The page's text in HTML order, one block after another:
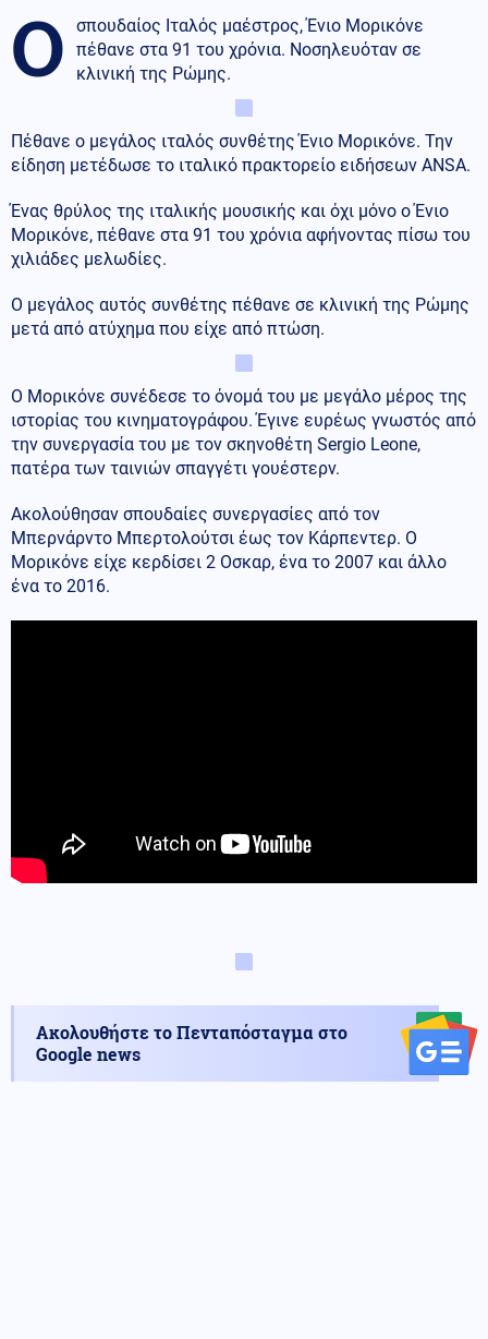
Ο
σπουδαίος Ιταλός μαέστρος, Ένιο Μορικόνε
πέθανε στα 91 του χρόνια. Νοσηλευόταν σε
κλινική της Ρώμης.
Πέθανε ο μεγάλος ιταλός συνθέτης Ένιο Μορικόνε. Την
είδηση μετέδωσε το ιταλικό πρακτορείο ειδήσεων ANSA.
Ένας θρύλος της ιταλικής μουσικής και όχι μόνο ο Ένιο
Μορικόνε, πέθανε στα 91 του χρόνια αφήνοντας πίσω του
χιλιάδες μελωδίες.
Ο μεγάλος αυτός συνθέτης πέθανε σε κλινική της Ρώμης
μετά από ατύχημα που είχε από πτώση.
Ο Μορικόνε συνέδεσε το όνομά του με μεγάλο μέρος της
ιστορίας του κινηματογράφου. Έγινε ευρέως γνωστός από
την συνεργασία του με τον σκηνοθέτη Sergio Leone,
πατέρα των ταινιών σπαγγέτι γουέστερν.
Ακολούθησαν σπουδαίες συνεργασίες από τον
Μπερνάρντο Μπερτολούτσι έως τον Κάρπεντερ. Ο
Μορικόνε είχε κερδίσει 2 Οσκαρ, ένα το 2007 και άλλο
ένα το 2016.
Ακολουθήστε το Πενταπόσταγμα στο
Google news